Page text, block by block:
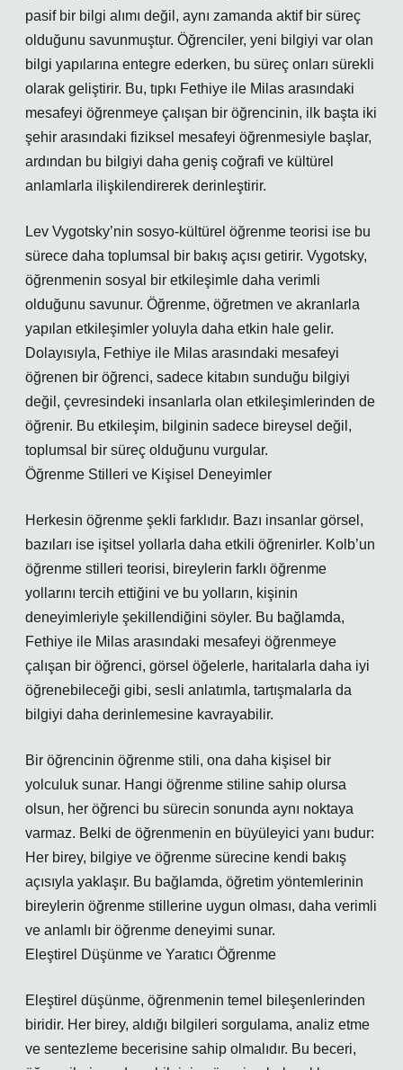
pasif bir bilgi alımı değil, aynı zamanda aktif bir süreç
olduğunu savunmuştur. Öğrenciler, yeni bilgiyi var olan
bilgi yapılarına entegre ederken, bu süreç onları sürekli
olarak geliştirir. Bu, tıpkı Fethiye ile Milas arasındaki
mesafeyi öğrenmeye çalışan bir öğrencinin, ilk başta iki
şehir arasındaki fiziksel mesafeyi öğrenmesiyle başlar,
ardından bu bilgiyi daha geniş coğrafi ve kültürel
anlamlarla ilişkilendirerek derinleştirir.
Lev Vygotsky’nin sosyo-kültürel öğrenme teorisi ise bu
sürece daha toplumsal bir bakış açısı getirir. Vygotsky,
öğrenmenin sosyal bir etkileşimle daha verimli
olduğunu savunur. Öğrenme, öğretmen ve akranlarla
yapılan etkileşimler yoluyla daha etkin hale gelir.
Dolayısıyla, Fethiye ile Milas arasındaki mesafeyi
öğrenen bir öğrenci, sadece kitabın sunduğu bilgiyi
değil, çevresindeki insanlarla olan etkileşimlerinden de
öğrenir. Bu etkileşim, bilginin sadece bireysel değil,
toplumsal bir süreç olduğunu vurgular.
Öğrenme Stilleri ve Kişisel Deneyimler
Herkesin öğrenme şekli farklıdır. Bazı insanlar görsel,
bazıları ise işitsel yollarla daha etkili öğrenirler. Kolb’un
öğrenme stilleri teorisi, bireylerin farklı öğrenme
yollarını tercih ettiğini ve bu yolların, kişinin
deneyimleriyle şekillendiğini söyler. Bu bağlamda,
Fethiye ile Milas arasındaki mesafeyi öğrenmeye
çalışan bir öğrenci, görsel öğelerle, haritalarla daha iyi
öğrenebileceği gibi, sesli anlatımla, tartışmalarla da
bilgiyi daha derinlemesine kavrayabilir.
Bir öğrencinin öğrenme stili, ona daha kişisel bir
yolculuk sunar. Hangi öğrenme stiline sahip olursa
olsun, her öğrenci bu sürecin sonunda aynı noktaya
varmaz. Belki de öğrenmenin en büyüleyici yanı budur:
Her birey, bilgiye ve öğrenme sürecine kendi bakış
açısıyla yaklaşır. Bu bağlamda, öğretim yöntemlerinin
bireylerin öğrenme stillerine uygun olması, daha verimli
ve anlamlı bir öğrenme deneyimi sunar.
Eleştirel Düşünme ve Yaratıcı Öğrenme
Eleştirel düşünme, öğrenmenin temel bileşenlerinden
biridir. Her birey, aldığı bilgileri sorgulama, analiz etme
ve sentezleme becerisine sahip olmalıdır. Bu beceri,